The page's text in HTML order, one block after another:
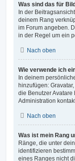
Was sind das für
In der
deinem Rang
im Forum angeben.
in der Regel um ein
Nach oben
Wie verwende ich
In deinem
hinzufügen:
die Benutzer
Administration
Nach oben
Was ist mein Rang
Ränge, die unter
identifizieren
eines Ranges nicht